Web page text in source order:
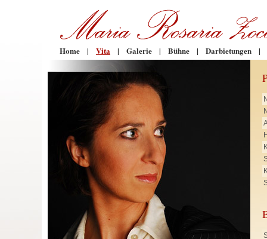
Home | Vita | Galerie | Bühne | Darbietungen |